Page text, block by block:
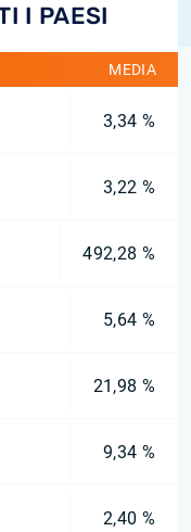
I PAESI
MEDIA
3,34 %
3,22 %
492,28 %
5,64 %
21,98 %
9,34 %
2,40 %